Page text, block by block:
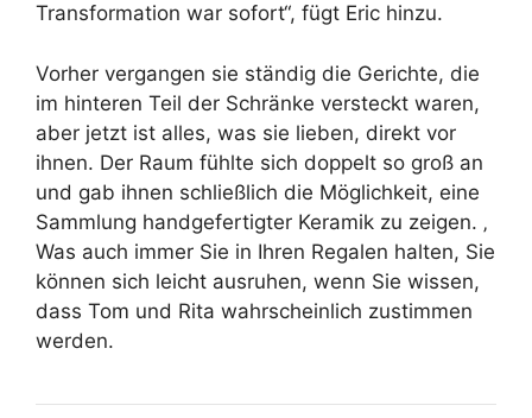
Transformation war sofort“, fügt Eric hinzu.
Vorher vergangen sie ständig die Gerichte, die
im hinteren Teil der Schränke versteckt waren,
aber jetzt ist alles, was sie lieben, direkt vor
ihnen. Der Raum fühlte sich doppelt so groß an
und gab ihnen schließlich die Möglichkeit, eine
Sammlung handgefertigter Keramik zu zeigen. ‚
Was auch immer Sie in Ihren Regalen halten, Sie
können sich leicht ausruhen, wenn Sie wissen,
dass Tom und Rita wahrscheinlich zustimmen
werden.